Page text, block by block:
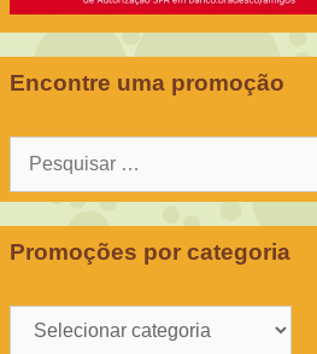
Encontre uma promoção
Pesquisar
Promoções por categoria
Promoções